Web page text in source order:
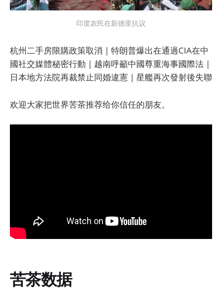
印度农民在新德里抗议
杭州二手房限購政策取消 | 特朗普爆出在通過CIA在中
國社交媒體秘密行動 | 越南呼籲中國尊重海事國際法 |
日本地方法院再裁禁止同婚違憲 | 星艦再次發射後失聯
欢迎大家把世界苦茶推荐给你信任的朋友。
苦茶数据